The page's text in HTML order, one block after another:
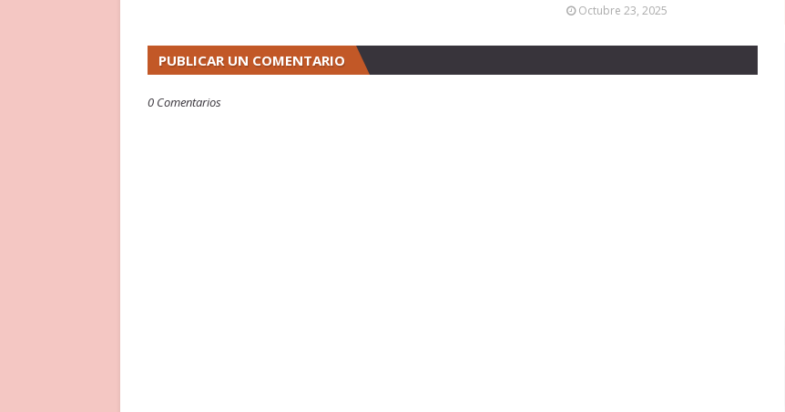
Octubre 23, 2025
PUBLICAR UN COMENTARIO
0 Comentarios